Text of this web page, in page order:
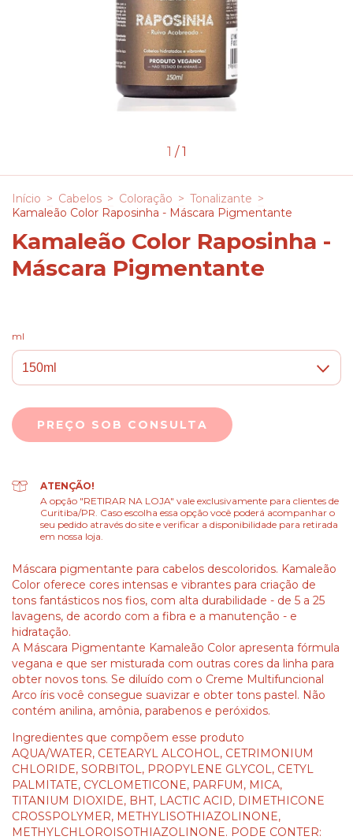
1 /1
Início > Cabelos > Coloração > Tonalizante >
Kamaleão Color Raposinha - Máscara Pigmentante
Kamaleão Color Raposinha -
Máscara Pigmentante
ml
ATENÇÃO!
A opção "RETIRAR NA LOJA" vale exclusivamente para clientes de
Curitiba/PR. Caso escolha essa opção você poderá acompanhar o
seu pedido através do site e verificar a disponibilidade para retirada
em nossa loja.
Máscara pigmentante para cabelos descoloridos. Kamaleão
Color oferece cores intensas e vibrantes para criação de
tons fantásticos nos fios, com alta durabilidade - de 5 a 25
lavagens, de acordo com a fibra e a manutenção - e
hidratação.
A Máscara Pigmentante Kamaleão Color apresenta fórmula
vegana e que ser misturada com outras cores da linha para
obter novos tons. Se diluído com o Creme Multifuncional
Arco íris você consegue suavizar e obter tons pastel. Não
contém anilina, amônia, parabenos e peróxidos.
Ingredientes que compõem esse produto
AQUA/WATER, CETEARYL ALCOHOL, CETRIMONIUM
CHLORIDE, SORBITOL, PROPYLENE GLYCOL, CETYL
PALMITATE, CYCLOMETICONE, PARFUM, MICA,
TITANIUM DIOXIDE, BHT, LACTIC ACID, DIMETHICONE
CROSSPOLYMER, METHYLISOTHIAZOLINONE,
METHYLCHLOROISOTHIAZOLINONE. PODE CONTER: